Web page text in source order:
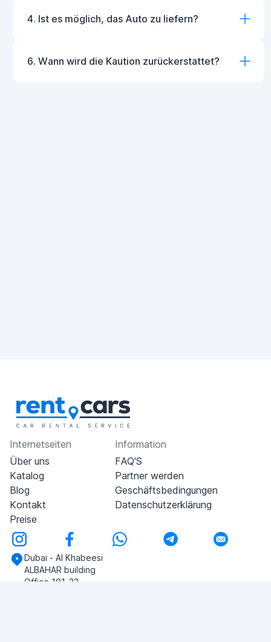
4. Ist es möglich, das Auto zu liefern?
6. Wann wird die Kaution zurückerstattet?
Internetseiten
Über uns
Katalog
Blog
Kontakt
Preise
Information
FAQ'S
Partner werden
Geschäftsbedingungen
Datenschutzerklärung
Dubai - Al Khabeesi
ALBAHAR building
Office 101-33